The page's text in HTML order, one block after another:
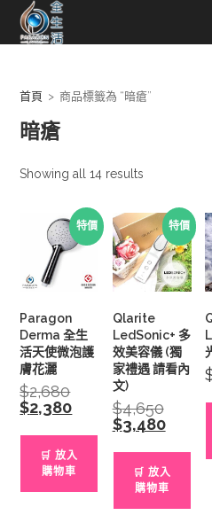
首頁 > 商品標籤為 “暗瘡”
暗瘡
Showing all 14 results
特價
Paragon
Derma 全生
活天使微泡護
膚花灑
$2,680Original
price
was:
$2,680.
$2,380Current
price
🛒 放入
購物車
特價
Qlarite
LedSonic+ 多
效美容儀 (獨
家禮遇 請看內
文)
$4,650Original
price
was:
$3,480Current
price
$3,480.
🛒 放入
購物車